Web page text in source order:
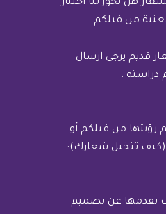
هل يجوز لنا اختيار
من قبلكم :
قديم يرجى ارسال
دراسته :
رؤيتها من قبلكم أو
تتخيل شعارك):
تقدمها عن تصميم